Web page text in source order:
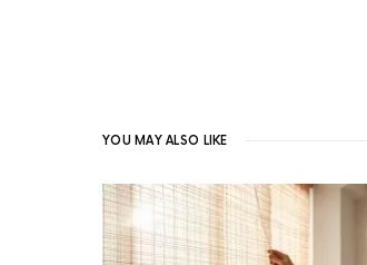
YOU MAY ALSO LIKE